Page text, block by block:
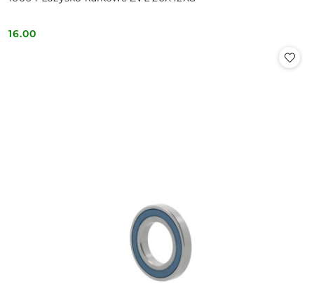
Cena:
16.00